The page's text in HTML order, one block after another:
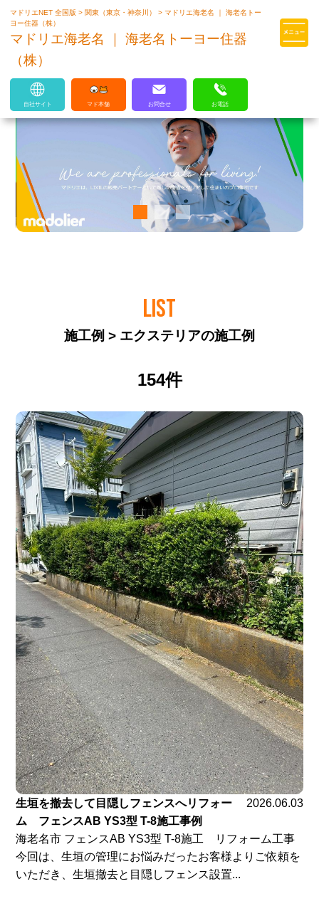
マドリエはLIXILの厳しい基準を
マドリエNET 全国版> 関東（東京・神奈川）>マドリエ海老名 ｜ 海老名トー
ヨー住器（株）
マドリエ海老名 ｜ 海老名トーヨー住器
（株）
自社サイト マド本舗 お問合せ お電話
LIST
施工例 > エクステリアの施工例
154件
生垣を撤去して目隠しフェンスへリフォー
ム フェンスAB YS3型 T-8施工事例
2026.06.03
海老名市 フェンスAB YS3型 T-8施工 リフォーム工事
今回は、生垣の管理にお悩みだったお客様よりご依頼を
いただき、生垣撤去と目隠しフェンス設置...